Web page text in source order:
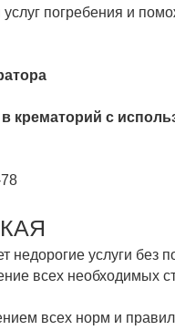
погребения и
с
услуги без
всех необходимых
всех норм и